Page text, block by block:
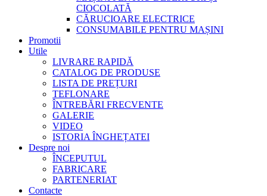
CIOCOLATĂ
CĂRUCIOARE ELECTRICE
CONSUMABILE PENTRU MAȘINI
Promotii
Utile
LIVRARE RAPIDĂ
CATALOG DE PRODUSE
LISTA DE PREȚURI
TEFLONARE
ÎNTREBĂRI FRECVENTE
GALERIE
VIDEO
ISTORIA ÎNGHEȚATEI
Despre noi
ÎNCEPUTUL
FABRICARE
PARTENERIAT
Contacte